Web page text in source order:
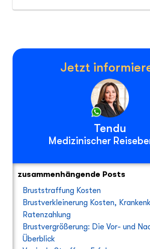
Jetzt
Tendu
Medizinischer
zusammenhängende Posts
Bruststraffung Kosten
Brustverkleinerung Kosten,
Ratenzahlung
Brustvergrößerung: Die Vor- und
Überblick